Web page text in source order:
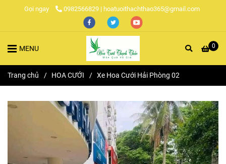
Gọi ngay 0982566829 | hoatuoithachthao365@gmail.com
0
MENU
Trang chủ / HOA CƯỚI / Xe Hoa Cưới Hải Phòng 02